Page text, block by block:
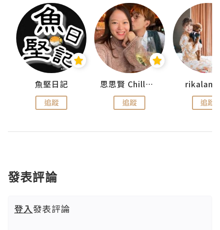
魚堅日記
追蹤
思思賢 ChillMyBabe
追蹤 追蹤
發表評論
登入發表評論